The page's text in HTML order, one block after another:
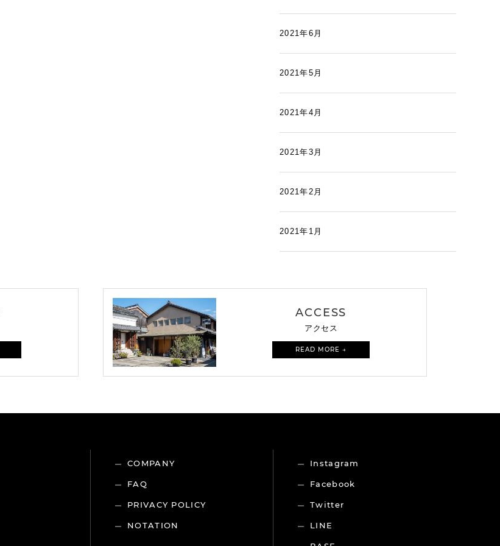
2021年6月
2021年5月
2021年4月
2021年3月
2021年2月
2021年1月
ACCESS
アクセス
READ MORE →
COMPANY
FAQ
PRIVACY POLICY
NOTATION
Instagram
Facebook
Twitter
LINE